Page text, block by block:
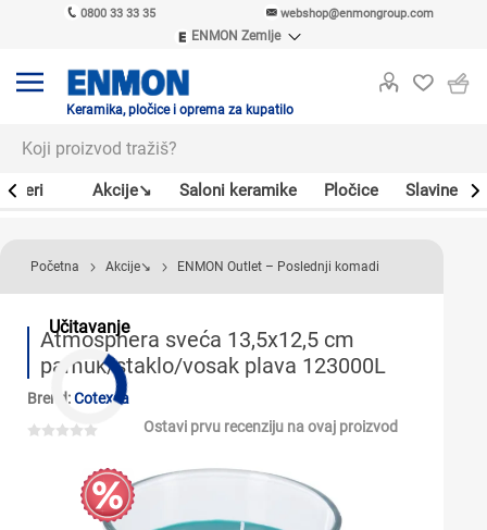
0800 33 33 35 webshop@enmongroup.com
ENMON Zemlje
ENMON MKD
Keramika, pločice i oprema za kupatilo
Akcije↘ Saloni keramike Pločice Slavine
Učitavanje
Početna Akcije↘ ENMON Outlet – Poslednji komadi
Atmosphera sveća 13,5x12,5 cm
pamuk/staklo/vosak plava 123000L
Brend:Cotexsa
Ostavi prvu recenziju na ovaj proizvod